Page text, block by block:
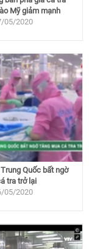
Mỹ giảm mạnh
05/2020
Trung Quốc bất ngờ
tra trở lại
05/2020